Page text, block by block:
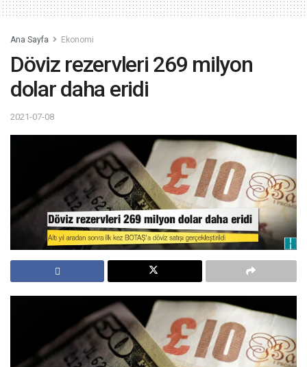
Ana Sayfa Ekonomi
Döviz rezervleri 269 milyon
dolar daha eridi
2021-07-08